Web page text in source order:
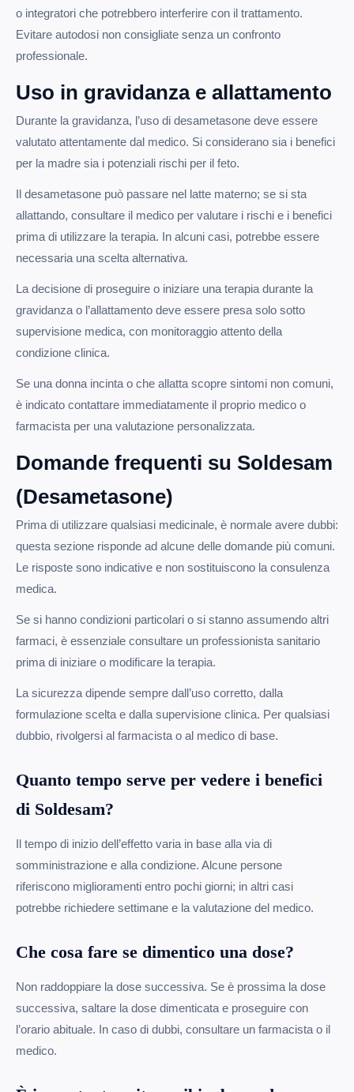
o integratori che potrebbero interferire con il trattamento.
Evitare autodosi non consigliate senza un confronto
professionale.
Uso in gravidanza e allattamento
Durante la gravidanza, l’uso di desametasone deve essere
valutato attentamente dal medico. Si considerano sia i benefici
per la madre sia i potenziali rischi per il feto.
Il desametasone può passare nel latte materno; se si sta
allattando, consultare il medico per valutare i rischi e i benefici
prima di utilizzare la terapia. In alcuni casi, potrebbe essere
necessaria una scelta alternativa.
La decisione di proseguire o iniziare una terapia durante la
gravidanza o l’allattamento deve essere presa solo sotto
supervisione medica, con monitoraggio attento della
condizione clinica.
Se una donna incinta o che allatta scopre sintomi non comuni,
è indicato contattare immediatamente il proprio medico o
farmacista per una valutazione personalizzata.
Domande frequenti su Soldesam
(Desametasone)
Prima di utilizzare qualsiasi medicinale, è normale avere dubbi:
questa sezione risponde ad alcune delle domande più comuni.
Le risposte sono indicative e non sostituiscono la consulenza
medica.
Se si hanno condizioni particolari o si stanno assumendo altri
farmaci, è essenziale consultare un professionista sanitario
prima di iniziare o modificare la terapia.
La sicurezza dipende sempre dall’uso corretto, dalla
formulazione scelta e dalla supervisione clinica. Per qualsiasi
dubbio, rivolgersi al farmacista o al medico di base.
Quanto tempo serve per vedere i benefici
di Soldesam?
Il tempo di inizio dell’effetto varia in base alla via di
somministrazione e alla condizione. Alcune persone
riferiscono miglioramenti entro pochi giorni; in altri casi
potrebbe richiedere settimane e la valutazione del medico.
Che cosa fare se dimentico una dose?
Non raddoppiare la dose successiva. Se è prossima la dose
successiva, saltare la dose dimenticata e proseguire con
l’orario abituale. In caso di dubbi, consultare un farmacista o il
medico.